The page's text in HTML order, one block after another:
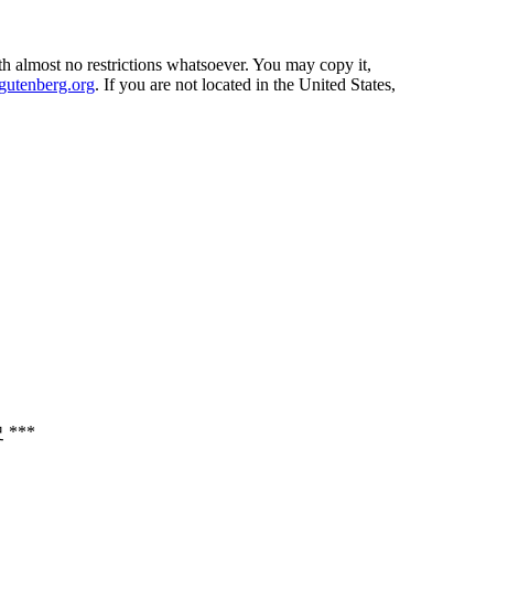
almost no restrictions whatsoever. You may copy it,
. If you are not located in the United States,
***